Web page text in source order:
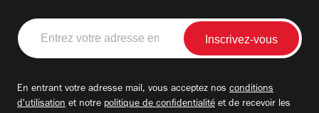
Entrez
votre
adresse
En entrant votre adresse mail, vous acceptez nos conditions
d'utilisation et notre politique de confidentialité et de recevoir les